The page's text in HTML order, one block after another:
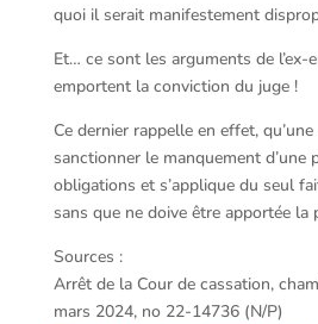
quoi il serait manifestement
Et… ce sont les arguments de l’ex-
emportent la conviction du juge !
Ce dernier rappelle en effet,
sanctionner le manquement d’une
obligations et s’applique du seul
sans que ne doive être apportée la
Sources :
Arrêt de la Cour de cassation,
mars 2024, no 22-14736 (N/P)